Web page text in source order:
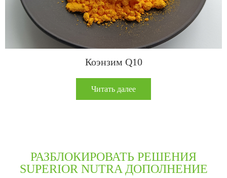
Коэнзим Q10
Читать далее
РАЗБЛОКИРОВАТЬ РЕШЕНИЯ
SUPERIOR NUTRA ДОПОЛНЕНИЕ